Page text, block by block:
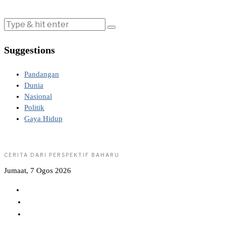
Suggestions
Pandangan
Dunia
Nasional
Politik
Gaya Hidup
CERITA DARI PERSPEKTIF BAHARU
Jumaat, 7 Ogos 2026